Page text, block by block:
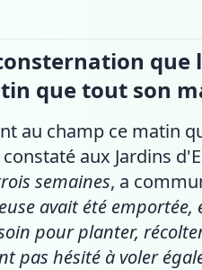
que
que tout son
au champ ce matin
aux Jardins
semaines, a
avait été
pour planter,
pas hésité à voler